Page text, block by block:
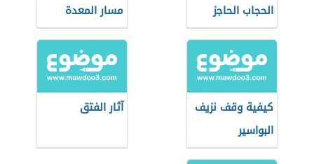
الحجاب الحاجز
مسار المعدة
كيفية وقف نزيف
البواسير
آثار الفتق